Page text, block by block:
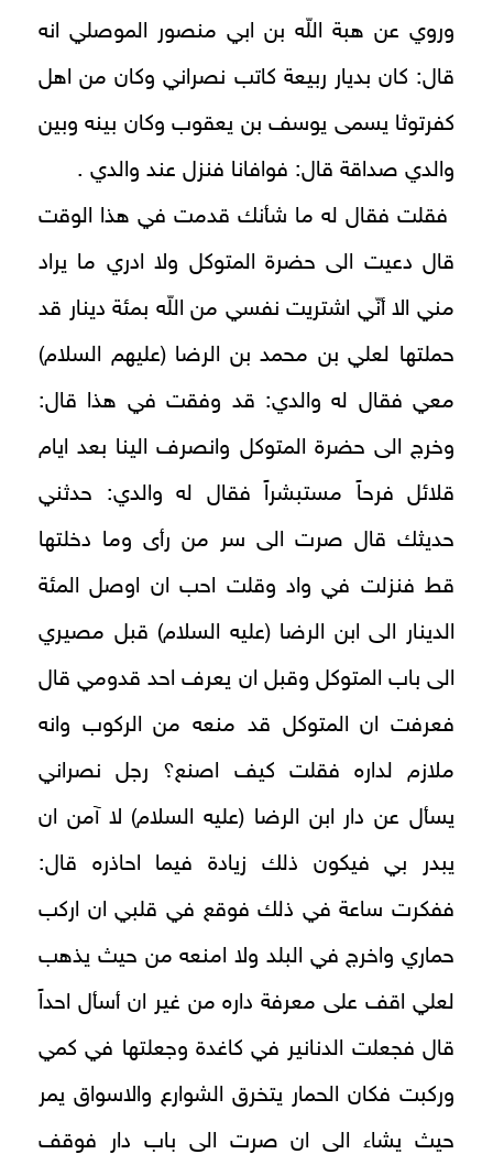
وروي عن هبة اللّه بن ابي منصور الموصلي انه
قال: كان بديار ربيعة كاتب نصراني وكان من اهل
كفرتوثا يسمى يوسف بن يعقوب وكان بينه وبين
والدي صداقة قال: فوافانا فنزل عند والدي .
فقلت فقال له ما شأنك قدمت في هذا الوقت
قال دعيت الى حضرة المتوكل ولا ادري ما يراد
مني الا أنّي اشتريت نفسي من اللّه بمئة دينار قد
حملتها لعلي بن محمد بن الرضا (عليهم السلام)
معي فقال له والدي: قد وفقت في هذا قال:
وخرج الى حضرة المتوكل وانصرف الينا بعد ايام
قلائل فرحاً مستبشراً فقال له والدي: حدثني
حديثك قال صرت الى سر من رأى وما دخلتها
قط فنزلت في واد وقلت احب ان اوصل المئة
الدينار الى ابن الرضا (عليه السلام) قبل مصيري
الى باب المتوكل وقبل ان يعرف احد قدومي قال
فعرفت ان المتوكل قد منعه من الركوب وانه
ملازم لداره فقلت كيف اصنع؟ رجل نصراني
يسأل عن دار ابن الرضا (عليه السلام) لا آمن ان
يبدر بي فيكون ذلك زيادة فيما احاذره قال:
ففكرت ساعة في ذلك فوقع في قلبي ان اركب
حماري واخرج في البلد ولا امنعه من حيث يذهب
لعلي اقف على معرفة داره من غير ان أسأل احداً
قال فجعلت الدنانير في كاغدة وجعلتها في كمي
وركبت فكان الحمار يتخرق الشوارع والاسواق يمر
حيث يشاء الى ان صرت الى باب دار فوقف